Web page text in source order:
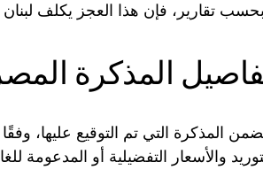
تقارير، فإن هذا العجز يكلف لبنان
المذكرة
المذكرة التي تم التوقيع عليها،
والأسعار التفضيلية أو المدعومة